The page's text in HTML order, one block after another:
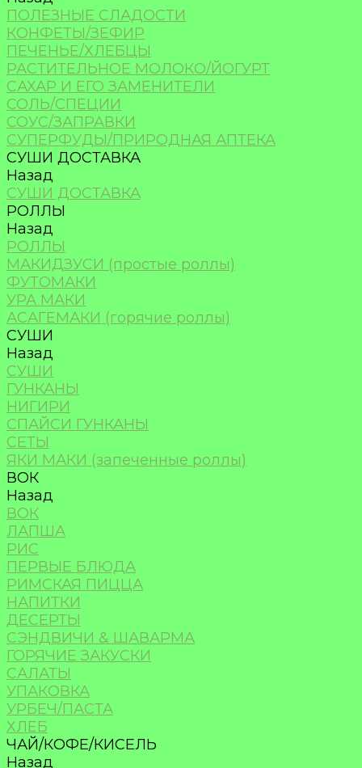
ПОЛЕЗНЫЕ СЛАДОСТИ
КОНФЕТЫ/ЗЕФИР
ПЕЧЕНЬЕ/ХЛЕБЦЫ
РАСТИТЕЛЬНОЕ МОЛОКО/ЙОГУРТ
САХАР И ЕГО ЗАМЕНИТЕЛИ
СОЛЬ/СПЕЦИИ
СОУС/ЗАПРАВКИ
СУПЕРФУДЫ/ПРИРОДНАЯ АПТЕКА
СУШИ ДОСТАВКА
Назад
СУШИ ДОСТАВКА
РОЛЛЫ
Назад
РОЛЛЫ
МАКИДЗУСИ (простые роллы)
ФУТОМАКИ
УРА МАКИ
АСАГЕМАКИ (горячие роллы)
СУШИ
Назад
СУШИ
ГУНКАНЫ
НИГИРИ
СПАЙСИ ГУНКАНЫ
СЕТЫ
ЯКИ МАКИ (запеченные роллы)
ВОК
Назад
ВОК
ЛАПША
РИС
ПЕРВЫЕ БЛЮДА
РИМСКАЯ ПИЦЦА
НАПИТКИ
ДЕСЕРТЫ
СЭНДВИЧИ & ШАВАРМА
ГОРЯЧИЕ ЗАКУСКИ
САЛАТЫ
УПАКОВКА
УРБЕЧ/ПАСТА
ХЛЕБ
ЧАЙ/КОФЕ/КИСЕЛЬ
Назад